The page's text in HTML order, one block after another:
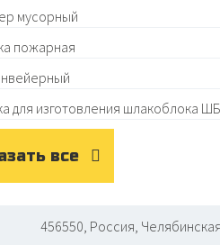
мусорный
пожарная
для изготовления шлакоблока
все
456550, Россия,